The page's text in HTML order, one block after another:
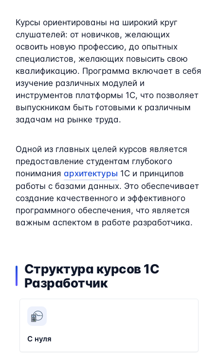
Курсы ориентированы на широкий круг
слушателей: от новичков, желающих
освоить новую профессию, до опытных
специалистов, желающих повысить свою
квалификацию. Программа включает в себя
изучение различных модулей и
инструментов платформы 1C, что позволяет
выпускникам быть готовыми к различным
задачам на рынке труда.
Одной из главных целей курсов является
предоставление студентам глубокого
понимания архитектуры 1C и принципов
работы с базами данных. Это обеспечивает
создание качественного и эффективного
программного обеспечения, что является
важным аспектом в работе разработчика.
Структура курсов 1C
Разработчик
С нуля